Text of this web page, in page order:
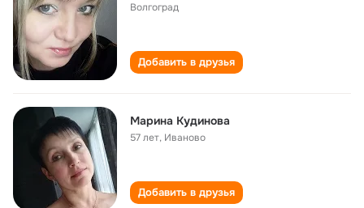
Волгоград
Добавить в друзья
Марина Кудинова
57 лет, Иваново
Добавить в друзья